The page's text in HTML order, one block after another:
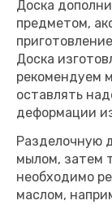
Доска
предметом,
Доска
рекомендуем
оставлять
деформации
Разделочную
мылом, затем
необходимо
маслом,